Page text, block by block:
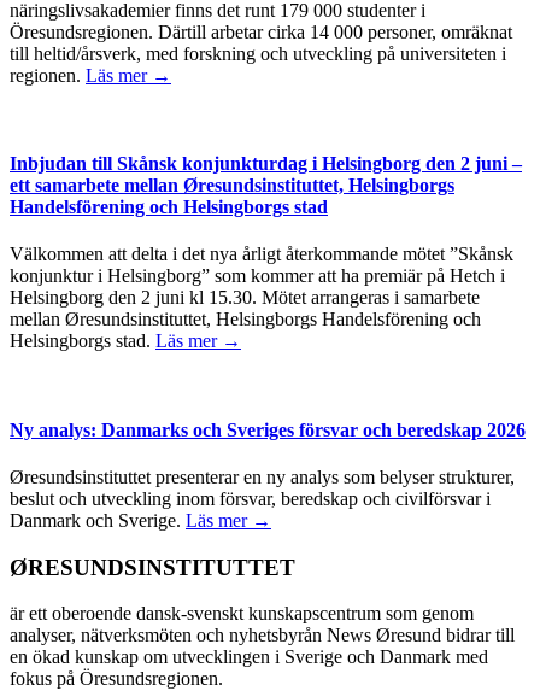
näringslivsakademier finns det runt 179 000 studenter i
Öresundsregionen. Därtill arbetar cirka 14 000 personer, omräknat
till heltid/årsverk, med forskning och utveckling på universiteten i
regionen. Läs mer →
Inbjudan till Skånsk konjunkturdag i Helsingborg den 2 juni –
ett samarbete mellan Øresundsinstituttet, Helsingborgs
Handelsförening och Helsingborgs stad
Välkommen att delta i det nya årligt återkommande mötet ”Skånsk
konjunktur i Helsingborg” som kommer att ha premiär på Hetch i
Helsingborg den 2 juni kl 15.30. Mötet arrangeras i samarbete
mellan Øresundsinstituttet, Helsingborgs Handelsförening och
Helsingborgs stad. Läs mer →
Ny analys: Danmarks och Sveriges försvar och beredskap 2026
Øresundsinstituttet presenterar en ny analys som belyser strukturer,
beslut och utveckling inom försvar, beredskap och civilförsvar i
Danmark och Sverige. Läs mer →
ØRESUNDSINSTITUTTET
är ett oberoende dansk-svenskt kunskapscentrum som genom
analyser, nätverksmöten och nyhetsbyrån News Øresund bidrar till
en ökad kunskap om utvecklingen i Sverige och Danmark med
fokus på Öresundsregionen.